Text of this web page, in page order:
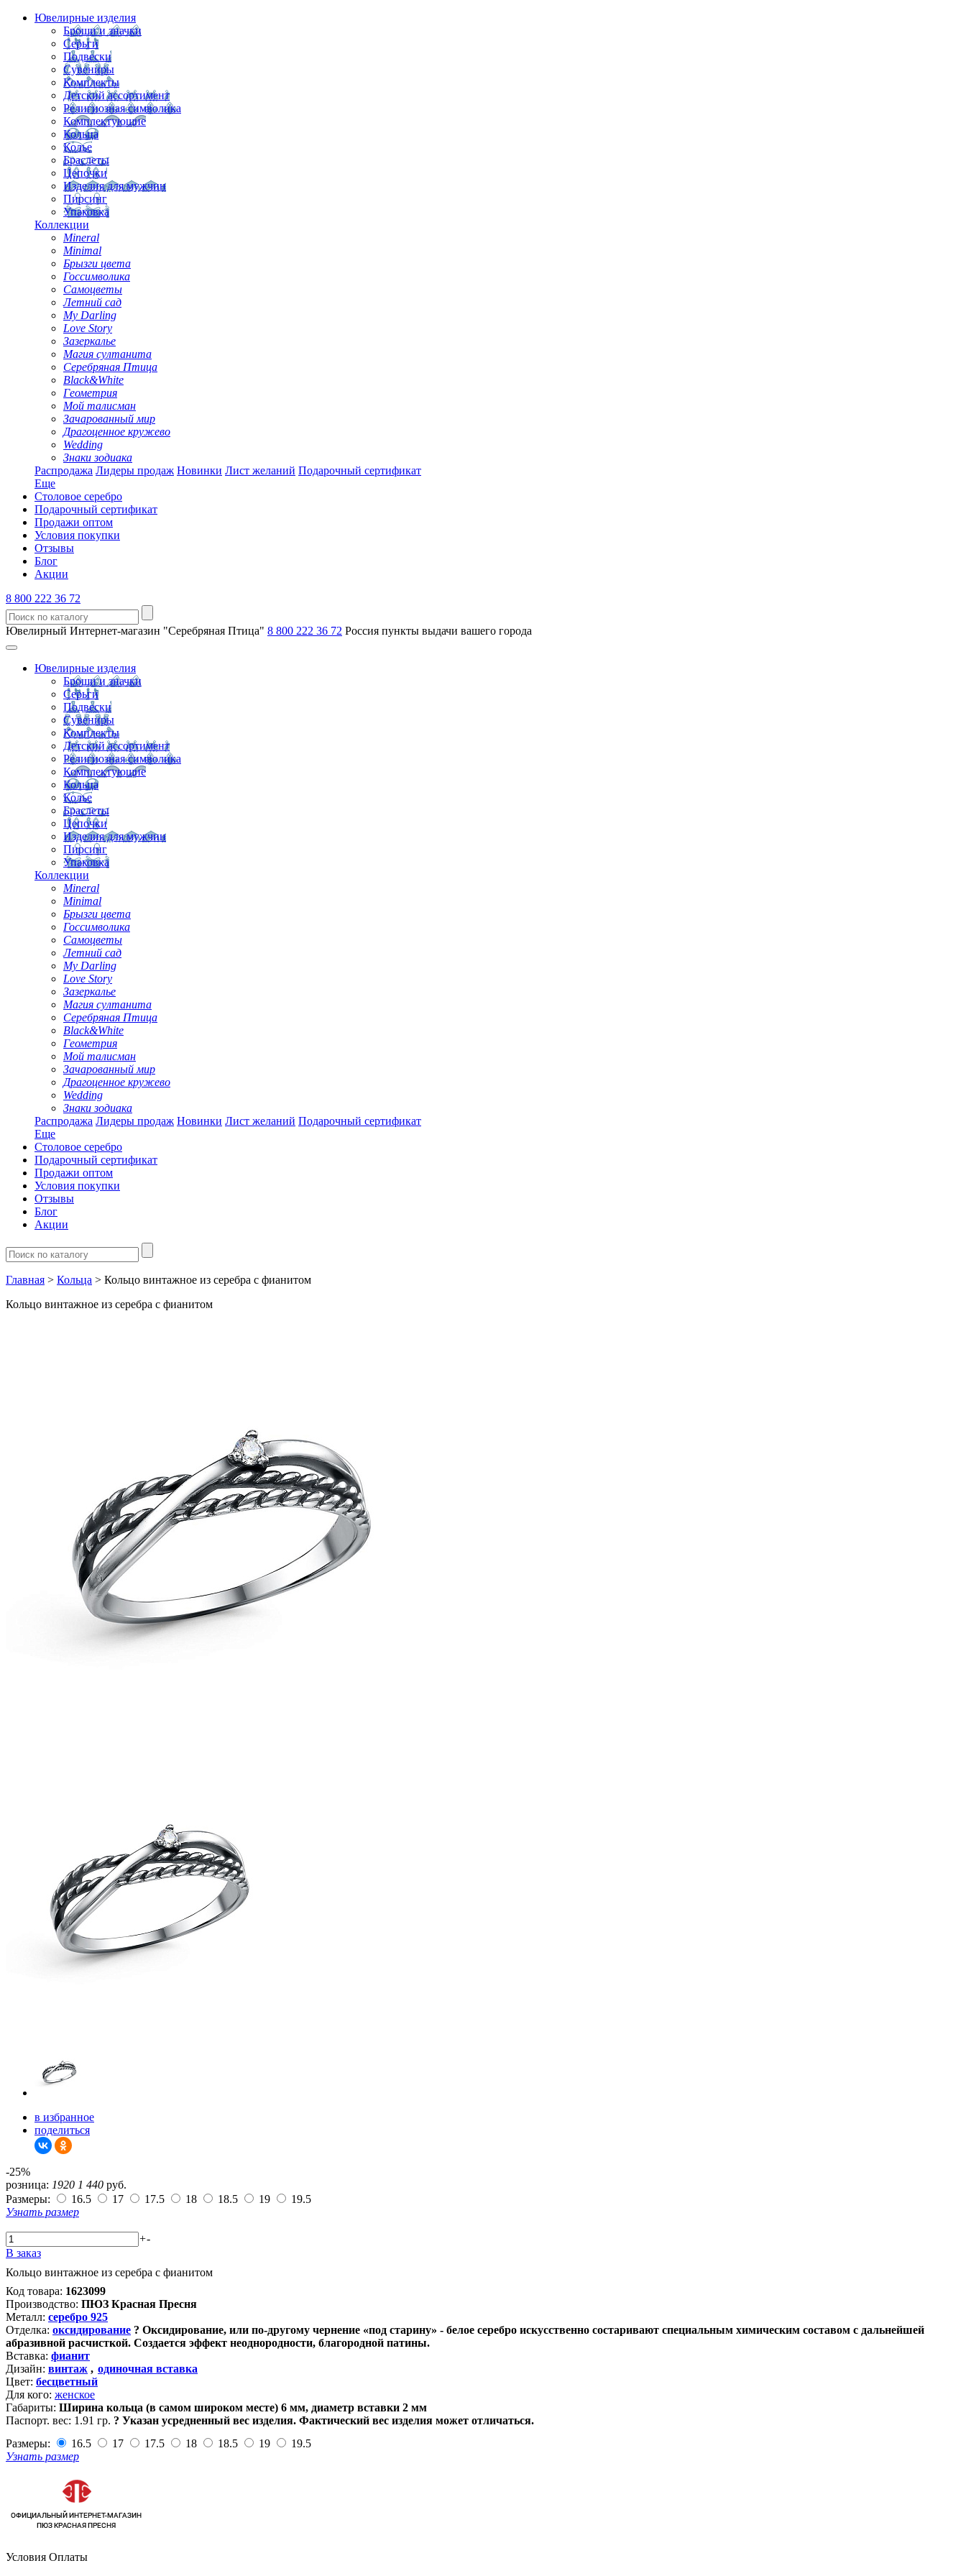
Ювелирные изделия
Броши и значки
Серьги
Подвески
Сувениры
Комплекты
Детский ассортимент
Религиозная символика
Комплектующие
Кольца
Колье
Браслеты
Цепочки
Изделия для мужчин
Пирсинг
Упаковка
Коллекции
Mineral
Minimal
Брызги цвета
Госсимволика
Самоцветы
Летний сад
My Darling
Love Story
Зазеркалье
Магия султанита
Серебряная Птица
Black&White
Геометрия
Мой талисман
Зачарованный мир
Драгоценное кружево
Wedding
Знаки зодиака
Распродажа Лидеры продаж Новинки Лист желаний Подарочный сертификат
Еще
Столовое серебро
Подарочный сертификат
Продажи оптом
Условия покупки
Отзывы
Блог
Акции
8 800 222 36 72
Ювелирный Интернет-магазин "Серебряная Птица" 8 800 222 36 72 Россия пункты выдачи вашего города
Ювелирные изделия
Броши и значки
Серьги
Подвески
Сувениры
Комплекты
Детский ассортимент
Религиозная символика
Комплектующие
Кольца
Колье
Браслеты
Цепочки
Изделия для мужчин
Пирсинг
Упаковка
Коллекции
Mineral
Minimal
Брызги цвета
Госсимволика
Самоцветы
Летний сад
My Darling
Love Story
Зазеркалье
Магия султанита
Серебряная Птица
Black&White
Геометрия
Мой талисман
Зачарованный мир
Драгоценное кружево
Wedding
Знаки зодиака
Распродажа Лидеры продаж Новинки Лист желаний Подарочный сертификат
Еще
Столовое серебро
Подарочный сертификат
Продажи оптом
Условия покупки
Отзывы
Блог
Акции
Главная > Кольца > Кольцо винтажное из серебра с фианитом
Кольцо винтажное из серебра с фианитом
в избранное
поделиться
-25%
розница: 1920 1 440 руб.
Размеры:
16.5 17 17.5 18 18.5 19
19.5
Узнать размер
+-
В заказ
Кольцо винтажное из серебра с фианитом
Код товара: 1623099
Производство: ПЮЗ Красная Пресня
Металл: серебро 925
Отделка: оксидирование ? Оксидирование, или по-другому чернение «под старину» - белое серебро искусственно состаривают специальным химическим составом с дальнейшей
абразивной расчисткой. Создается эффект неоднородности, благородной патины.
Вставка: фианит
Дизайн: винтаж , одиночная вставка
Цвет: бесцветный
Для кого: женское
Габариты: Ширина кольца (в самом широком месте) 6 мм, диаметр вставки 2 мм
Паспорт. вес: 1.91 гр. ? Указан усредненный вес изделия. Фактический вес изделия может отличаться.
Размеры:
16.5 17 17.5 18 18.5 19
19.5
Узнать размер
Условия Оплаты